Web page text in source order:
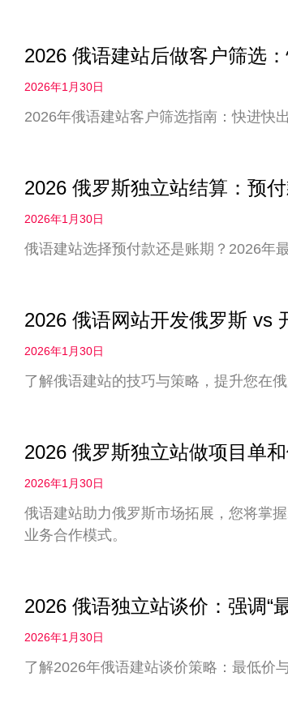
2026 俄语建站后做客户筛选
2026年1月30日
2026年俄语建站客户筛选指南：快进快
2026 俄罗斯独立站结算：预
2026年1月30日
俄语建站选择预付款还是账期？2026年
2026 俄语网站开发俄罗斯 vs
2026年1月30日
了解俄语建站的技巧与策略，提升您在
2026 俄罗斯独立站做项目单
2026年1月30日
俄语建站助力俄罗斯市场拓展，您将掌
业务合作模式。
2026 俄语独立站谈价：强调“
2026年1月30日
了解2026年俄语建站谈价策略：最低价